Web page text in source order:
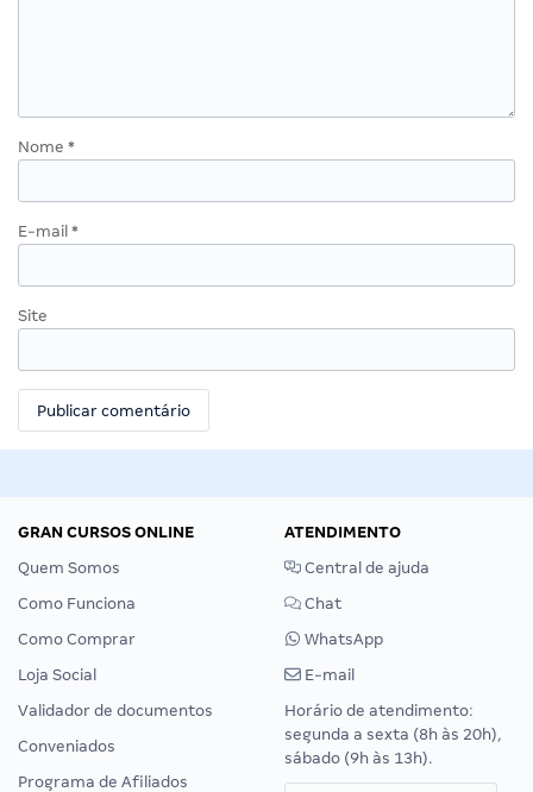
Nome *
E-mail *
Site
GRAN CURSOS ONLINE
Quem Somos
Como Funciona
Como Comprar
Loja Social
Validador de documentos
Conveniados
Programa de Afiliados
ATENDIMENTO
Central de ajuda
Chat
WhatsApp
E-mail
Horário de atendimento:
segunda a sexta (8h às 20h),
sábado (9h às 13h).